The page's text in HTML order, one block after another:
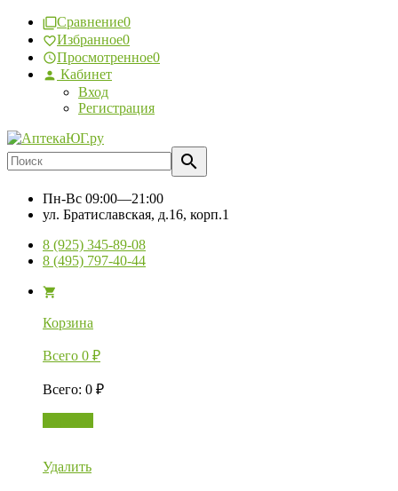
Сравнение0
Избранное0
Просмотренное0
Кабинет
Вход
Регистрация
Пн-Вс 09:00—21:00
ул. Братиславская, д.16, корп.1
8 (925) 345-89-08
8 (495) 797-40-44
Корзина
Всего 0 ₽
Всего: 0 ₽
Удалить